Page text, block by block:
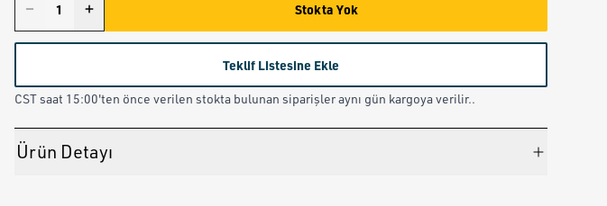
Stokta Yok
Teklif Listesine Ekle
CST saat 15:00'ten önce verilen stokta bulunan siparişler aynı gün kargoya verilir..
Ürün Detayı